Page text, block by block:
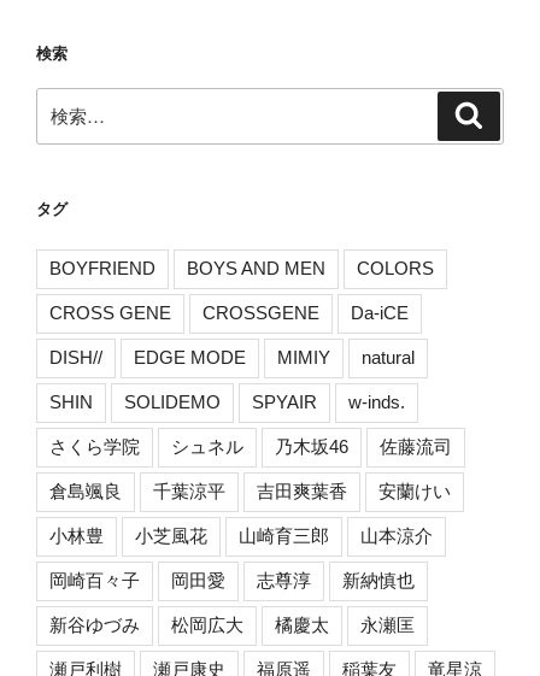
検索
索:
タグ
BOYFRIEND BOYS AND MEN COLORS
CROSS GENE CROSSGENE Da-iCE
DISH// EDGE MODE MIMIY natural
SHIN SOLIDEMO SPYAIR w-inds.
さくら学院 シュネル 乃木坂46 佐藤流司
倉島颯良 千葉涼平 吉田爽葉香 安蘭けい
小林豊 小芝風花 山崎育三郎 山本涼介
岡崎百々子 岡田愛 志尊淳 新納慎也
新谷ゆづみ 松岡広大 橘慶太 永瀬匡
瀬戸利樹 瀬戸康史 福原遥 稲葉友 竜星涼